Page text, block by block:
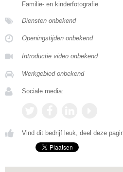
Familie- en kinderfotografie
Diensten onbekend
Openingstijden onbekend
Introductie video onbekend
Werkgebied onbekend
Sociale media:
Vind dit bedrijf leuk, deel deze